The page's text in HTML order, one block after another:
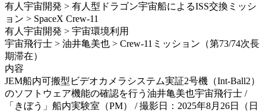
有人宇宙開発 > 有人型ドラゴン宇宙船によるISS交換ミッシ
ョン > SpaceX Crew-11
有人宇宙開発 > 宇宙環境利用
宇宙飛行士 > 油井亀美也 > Crew-11ミッション（第73/74次長
期滞在）
内容
JEM船内可搬型ビデオカメラシステム実証2号機（Int-Ball2）
のソフトウェア機能の確認を行う油井亀美也宇宙飛行士 /
「きぼう」船内実験室（PM） / 撮影日：2025年8月26日（日